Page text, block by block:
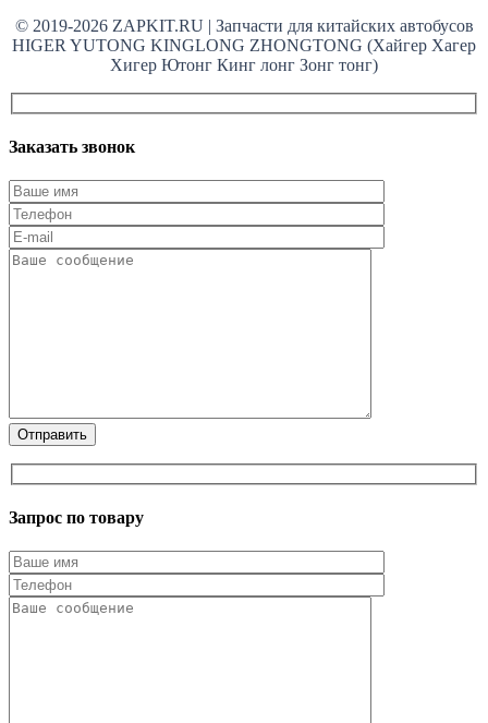
© 2019-2026 ZAPKIT.RU | Запчасти для китайских автобусов
HIGER YUTONG KINGLONG ZHONGTONG (Хайгер Хагер
Хигер Ютонг Кинг лонг Зонг тонг)
Заказать звонок
Запрос по товару